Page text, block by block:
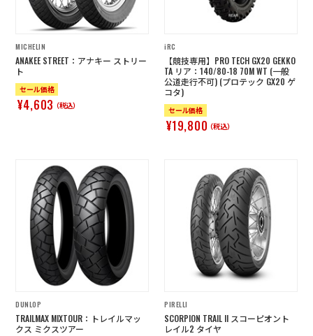
MICHELIN
ANAKEE STREET：アナキー ストリー
ト
セール価格
¥4,603（税込）
iRC
【競技専用】PRO TECH GX20 GEKKO
TA リア：140/80-18 70M WT (一般
公道走行不可) (プロテック GX20 ゲ
コタ)
セール価格
¥19,800（税込）
DUNLOP
TRAILMAX MIXTOUR：トレイルマッ
クス ミクスツアー
PIRELLI
SCORPION TRAIL II スコーピオント
レイル2 タイヤ